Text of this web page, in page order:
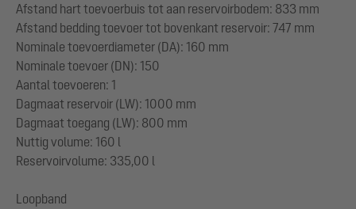
Afstand hart toevoerbuis tot aan reservoirbodem: 833 mm
Afstand bedding toevoer tot bovenkant reservoir: 747 mm
Nominale toevoerdiameter (DA): 160 mm
Nominale toevoer (DN): 150
Aantal toevoeren: 1
Dagmaat reservoir (LW): 1000 mm
Dagmaat toegang (LW): 800 mm
Nuttig volume: 160 l
Reservoirvolume: 335,00 l
Loopband